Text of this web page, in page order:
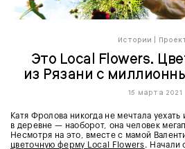
Истории
Это Local Flowers.
из Рязани с
15 марта 2021
Катя Фролова никогда не мечтала
в деревне — наоборот, она человек
Несмотря на это, вместе с мамой
цветочную ферму Local Flowers. Начали